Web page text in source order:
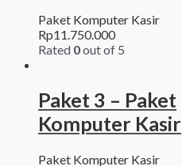
Paket Komputer Kasir
Rp11.750.000
Rated 0out of 5
Paket 3 – Paket
Komputer Kasir
Paket Komputer Kasir